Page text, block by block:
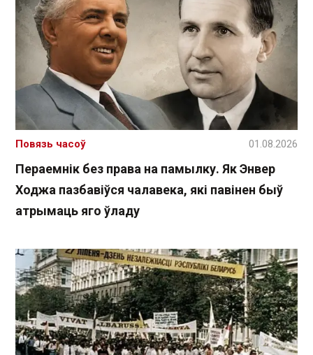
Пераемнік без права на памылку. Як Энвер
Ходжа пазбавіўся чалавека, які павінен быў
атрымаць яго ўладу
Повязь часоў 01.08.2026